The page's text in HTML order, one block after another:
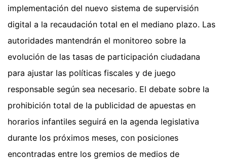
implementación del nuevo sistema de supervisión
digital a la recaudación total en el mediano plazo. Las
autoridades mantendrán el monitoreo sobre la
evolución de las tasas de participación ciudadana
para ajustar las políticas fiscales y de juego
responsable según sea necesario. El debate sobre la
prohibición total de la publicidad de apuestas en
horarios infantiles seguirá en la agenda legislativa
durante los próximos meses, con posiciones
encontradas entre los gremios de medios de